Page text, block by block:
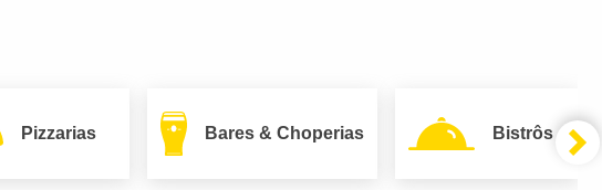
Pizzarias Bares & Choperias Bistrôs